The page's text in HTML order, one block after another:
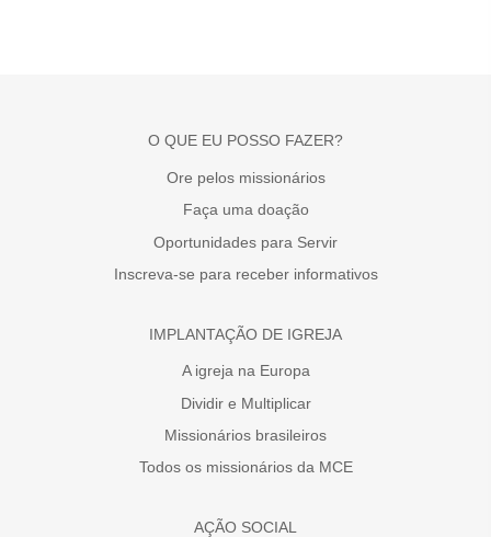
O QUE EU POSSO FAZER?
Ore pelos missionários
Faça uma doação
Oportunidades para Servir
Inscreva-se para receber informativos
IMPLANTAÇÃO DE IGREJA
A igreja na Europa
Dividir e Multiplicar
Missionários brasileiros
Todos os missionários da MCE
AÇÃO SOCIAL